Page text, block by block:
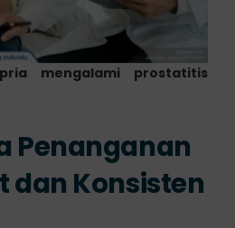
mengalami prostatitis
Penanganan
dan Konsisten